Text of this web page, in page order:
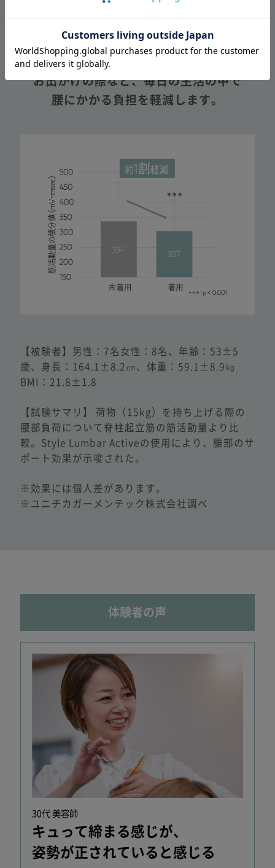
気にならない
長時間のデスクワークや運転、
お出かけの際など、毎日の生活の中で
腰にかかる負担を軽減します。
【被験者】男性：7名女性：8名、年齢：53±5
歳、 身長：164.1±8.2㎝、体重：59.1±8.9㎏
BMI：21.8±1.8
【試験サマリ】 荷物（15kg）を持ち上げる際の
腰部負荷について脊柱起立筋の筋活動量より比
較。Style Lumbar Activeの使用により、腰部のサ
ポート効果が示唆された。
※効果には個人差があります。
※ユニチカガーメンテック株式会社調べ
体験者の声
30代 美容師
キュって締まる感じが、
姿勢が正されていると感じる